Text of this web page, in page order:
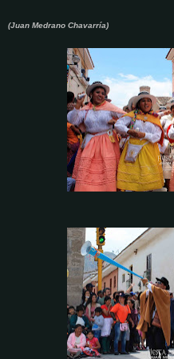
(Juan Medrano Chavarría)